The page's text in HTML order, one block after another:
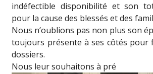
indéfectible disponibilité et son
pour la cause des blessés et des
Nous n’oublions pas non plus son
toujours présente à ses côtés pour
dossiers.
Nous leur souhaitons à pré